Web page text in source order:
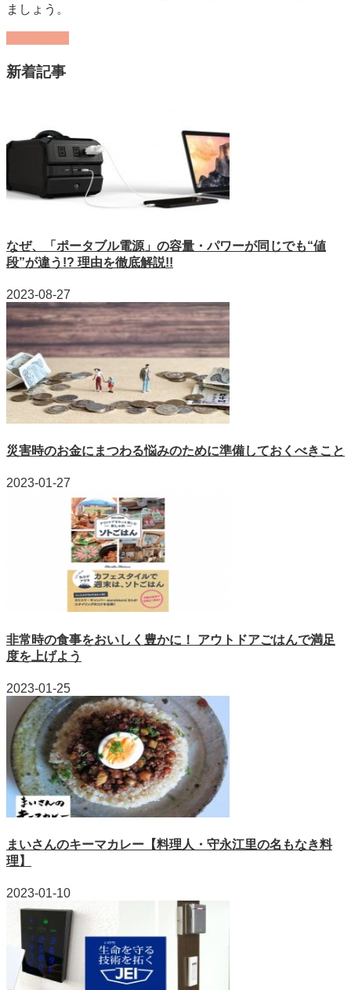
ましょう。
新着記事
なぜ、「ポータブル電源」の容量・パワーが同じでも“値
段”が違う!? 理由を徹底解説!!
2023-08-27
災害時のお金にまつわる悩みのために準備しておくべきこと
2023-01-27
非常時の食事をおいしく豊かに！ アウトドアごはんで満足
度を上げよう
2023-01-25
まいさんのキーマカレー【料理人・守永江里の名もなき料
理】
2023-01-10